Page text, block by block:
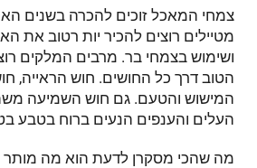
צמחי המאכל זוכים להכרה בשנים
מטיילים רוצים להכיר יות רטוב את
ושימוש בצמחי בר. מרבים המלקים
הטוב דרך כל החושים. חוש הראייה,
המישוש והטעם. גם חוש השמיעה
העלים והענפים הנעים ברוח בטבע
מה שהכי מסקרן לדעת הוא מה מותר